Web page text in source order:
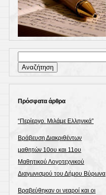
για:
Πρόσφατα άρθρα
“Περίεργο. Μιλάμε Ελληνικά”
Βράβευση Διακριθέντων
μαθητών 10ου και 11ου
Μαθητικού Λογοτεχνικού
Διαγωνισμού του Δήμου Βύρωνα
Βραβεύθηκαν οι νεαροί και οι